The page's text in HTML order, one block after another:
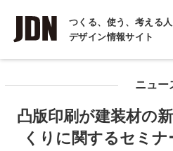
つくる、使う、考える
デザイン情報サイト
INTERVIEW
インタビュー
COLUMN
ニュー
凸版印刷が建装材の
くりに関するセミ